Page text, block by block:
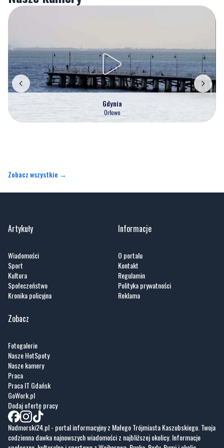
Gdynia
Orłowo
Zobacz wszystkie →
Artykuły
Wiadomości
Sport
Kultura
Społeczeństwo
Kronika policyjna
Informacje
O portalu
Kontakt
Regulamin
Polityka prywatności
Reklama
Zobacz
Fotogalerie
Nasze HotSpoty
Nasze kamery
Praca
Praca IT Gdańsk
GoWork.pl
Dodaj ofertę pracy
Nadmorski24.pl - portal informacyjny z Małego Trójmiasta Kaszubskiego. Twoja
codzienna dawka najnowszych wiadomości z najbliższej okolicy. Informacje